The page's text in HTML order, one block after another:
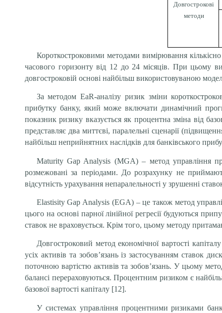
Довгострокові
методи
Короткостроковими методами вимірювання
часового горизонту від 12 до 24 місяців. При цьому
довгостроковій основі найбільш використовуваною
За методом EaR-аналізу ризик зміни
прибутку банку, який може включати динамічний
показник ризику вказується як процентна зміна від
представляє два миттєві, паралельні сценарії
найбільш неприйнятних наслідків для банківського
Maturity Gap Analysis (MGA) – метод управління
розмежовані за періодами. До розрахунку не
відсутність урахування непаралельності у зрушенні
Elastisity Gap Analysis (ЕGA) – це також метод
цього на основі парної лінійної регресії будуються
ставок не враховується. Крім того, цьому методу
Довгостроковий метод економічної вартості
усіх активів та зобов’язань із застосуванням ставок
поточною вартістю активів та зобов’язань. У цьому
балансі перераховуються. Процентним ризиком є
базової вартості капіталу [12].
У системах управління процентними ризиками